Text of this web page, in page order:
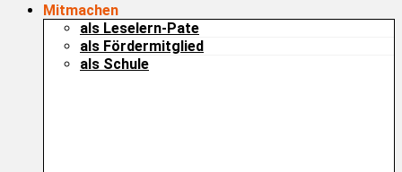
Mitmachen
als Leselern-Pate
als Fördermitglied
als Schule